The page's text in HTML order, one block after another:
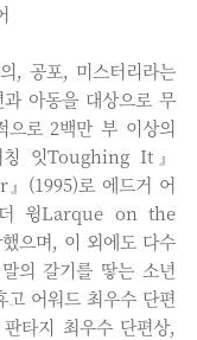
, 공포, 미스터리라는
아동을 대상으로 무
으로 2백만 부 이상의
잇Toughing It』
(1995)로 에드거 어
더 윙Larque on the
으며, 이 외에도 다수
의 갈기를 땋는 소년
어워드 최우수 단편
타지 최우수 단편상,